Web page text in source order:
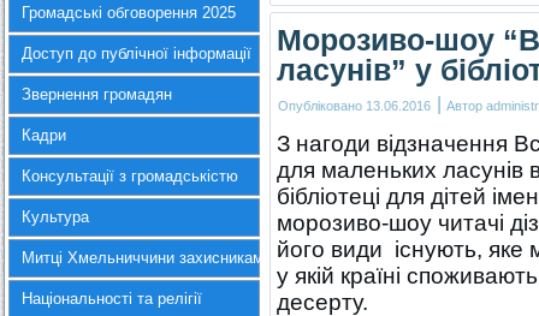
Громадські обговорення 2025
Доступ до публічної інформації
Звернення громадян
Кадри
Консультації з громадськістю
Культура
Митці Хмельниччини захисникам України
Національності та релігії
Морозиво-шоу
ласунів” у
Опубліковано 13.06.2016 | Автор
З нагоди відзначення
для маленьких ласунів
бібліотеці для дітей
морозиво-шоу читачі
його види існують, яке
у якій країні
десерту.